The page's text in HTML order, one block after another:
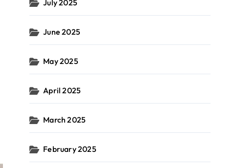
July 2025
June 2025
May 2025
April 2025
March 2025
February 2025